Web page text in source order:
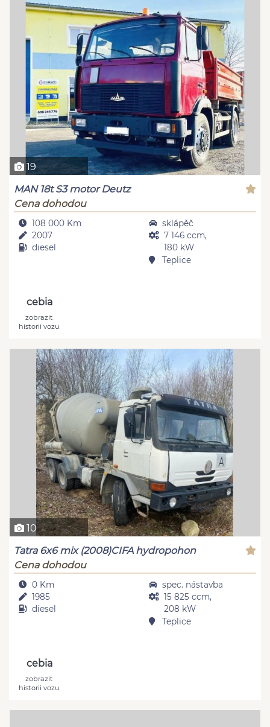
19
MAN 18t S3 motor Deutz
Cena dohodou
108 000 Km
2007
diesel
sklápěč
7 146 ccm,
180 kW
Teplice
cebia
zobrazit
historii vozu
10
Tatra 6x6 mix (2008)CIFA hydropohon
Cena dohodou
0 Km
1985
diesel
spec. nástavba
15 825 ccm,
208 kW
Teplice
cebia
zobrazit
historii vozu